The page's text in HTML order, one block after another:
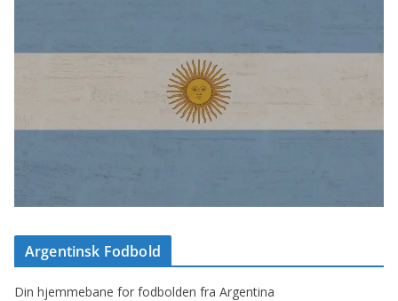
Argentinsk Fodbold
Din hjemmebane for fodbolden fra Argentina